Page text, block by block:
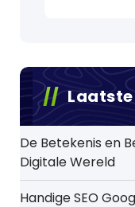
De Betekenis en
Digitale Wereld
Handige SEO